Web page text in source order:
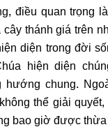
điều quan trọng
thánh giá trên
diện trong đời
hiện diện
chung.
thể giải
bao giờ được